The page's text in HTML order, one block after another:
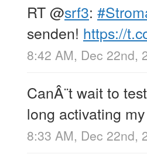
RT@srf3:
senden! https://
8:42 AM, Dec 22nd,
CanÂ¨t wait to test
long activating
8:33 AM, Dec 22nd,